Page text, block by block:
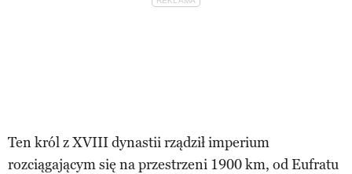
Ten król z XVIII dynastii rządził imperium
rozciągającym się na przestrzeni 1900 km, od Eufratu